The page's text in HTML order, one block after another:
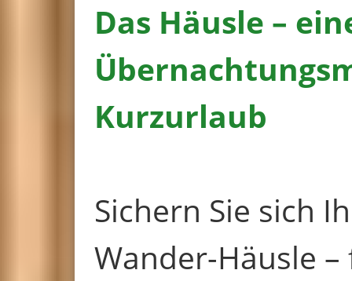
Das Häusle –
Kurzurlaub
Sichern Sie sich
Wander-Häusle